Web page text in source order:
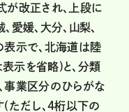
が改正され、上段に
媛、大分、山梨、
表示で、北海道は陸
示を省略)と、分類
事業区分のひらがな
(ただし、4桁以下の